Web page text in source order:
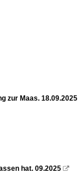
zur Maas. 18.09.2025
hat. 09.2025 